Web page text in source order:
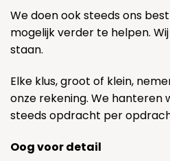
We doen ook steeds ons
mogelijk verder te helpen.
staan.
Elke klus, groot of klein,
onze rekening. We hanteren
steeds opdracht per
Oog voor detail